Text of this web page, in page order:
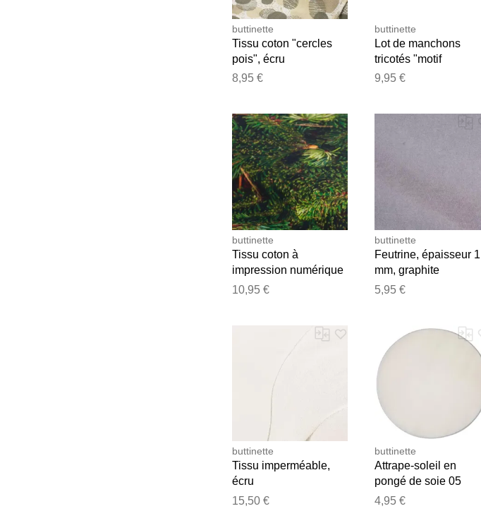
buttinette
Tissu coton "cercles
pois", écru
naturel/grège/blanc
8,95 €
buttinette
Lot de manchons
tricotés "motif
norvégien", 14x 50 cm
9,95 €
buttinette
Tissu coton à
impression numérique
"branches de sapin",
10,95 €
buttinette
Feutrine, épaisseur 1
mm, graphite
5,95 €
buttinette
Tissu imperméable,
écru
15,50 €
buttinette
Attrape-soleil en
pongé de soie 05
"cercle", 20 cm Ø
4,95 €